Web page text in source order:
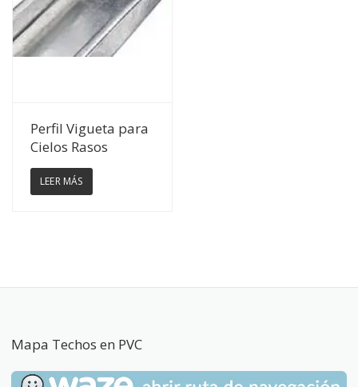
Ver Detalles
Perfil Vigueta para
Cielos Rasos
LEER MÁS
Mapa Techos en PVC